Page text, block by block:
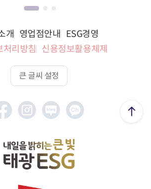
개 영업점안내 ESG경영
처리방침 신용정보활용체제
큰 글씨 설정